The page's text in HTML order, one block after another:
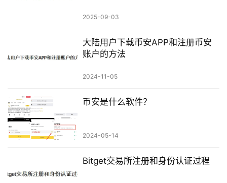
2025-09-03
大陆用户下载币安APP和注册币安
账户的方法
2024-11-05
币安是什么软件？
2024-05-14
Bitget交易所注册和身份认证过程